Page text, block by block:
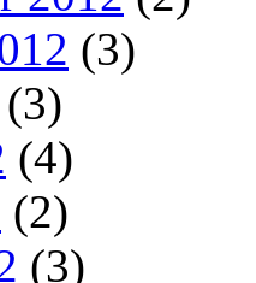
(3)
(3)
(4)
(2)
(3)